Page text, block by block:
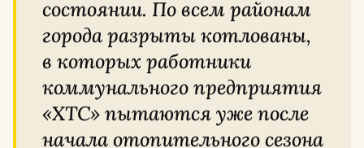
состоянии. По всем районам
города разрыты котлованы,
в которых работники
коммунального предприятия
«ХТС» пытаются уже после
начала отопительного сезона